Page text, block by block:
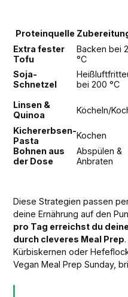
Proteinquelle
Extra fester
Tofu
Backen bei
°C
Soja-
Schnetzel
bei 200 °C
Linsen &
Quinoa
Köcheln/
Kichererbsen-
Pasta
Kochen
Bohnen aus
der Dose
Abspülen &
Anbraten
Diese Strategien passen
deine Ernährung auf den
pro Tag erreichst du
durch cleveres Meal Prep
Kürbiskernen oder
Vegan Meal Prep Sunday,